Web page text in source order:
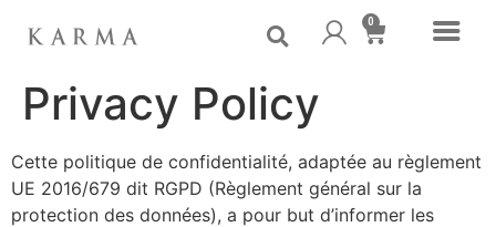
0
Privacy Policy
Cette politique de confidentialité, adaptée au règlement
UE 2016/679 dit RGPD (Règlement général sur la
protection des données), a pour but d’informer les